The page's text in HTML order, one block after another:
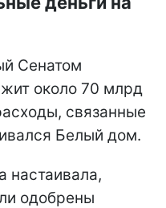
Сенатом
около 70 млрд
связанные
Белый дом.
настаивала,
одобрены